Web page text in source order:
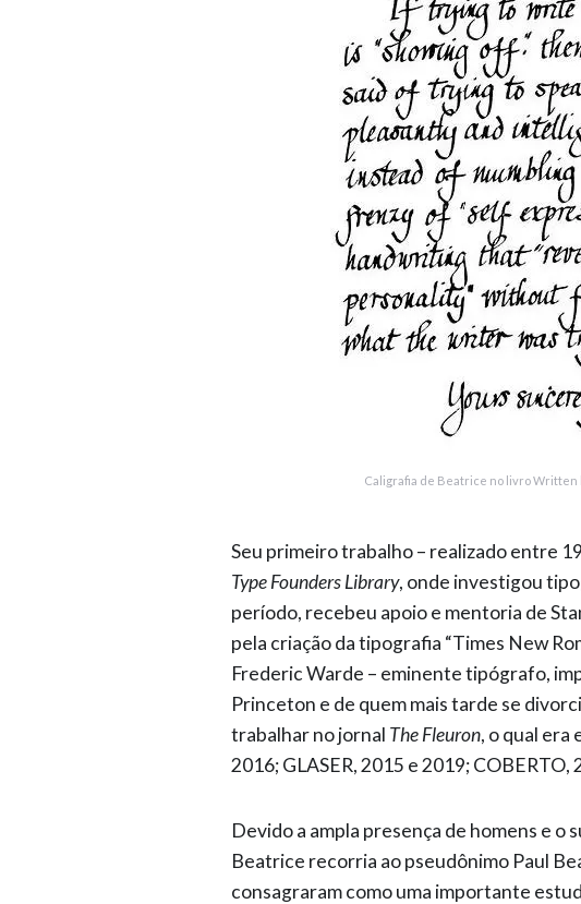
Caligrafia de Beatrice no livro Written
Seu primeiro trabalho – realizado entre
Type Founders Library, onde investigou
período, recebeu apoio e mentoria de
pela criação da tipografia “Times New
Frederic Warde – eminente tipógrafo,
Princeton e de quem mais tarde se
trabalhar no jornal The Fleuron, o qual
2016; GLASER, 2015 e 2019; COBERTO,
Devido a ampla presença de homens e
Beatrice recorria ao pseudônimo Paul
consagraram como uma importante